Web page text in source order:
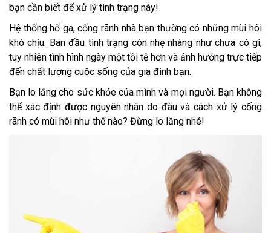
bạn cần biết để xử lý tình trạng này!
Hệ thống hố ga, cống rãnh nhà bạn thường có những mùi hôi
khó chịu. Ban đầu tình trạng còn nhẹ nhàng như chưa có gì,
tuy nhiên tình hình ngày một tồi tệ hơn và ảnh hưởng trực tiếp
đến chất lượng cuộc sống của gia đình bạn.
Bạn lo lắng cho sức khỏe của mình và mọi người. Bạn không
thể xác định được nguyên nhân do đâu và cách xử lý cống
rãnh có mùi hôi như thế nào? Đừng lo lắng nhé!